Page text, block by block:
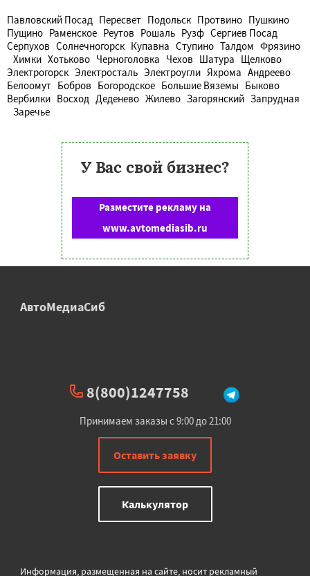
Павловский Посад Пересвет Подольск Протвино Пушкино
Пущино Раменское Реутов Рошаль Рузф Сергиев Посад
Серпухов Солнечногорск Купавна Ступино Талдом Фрязино
Химки Хотьково Черноголовка Чехов Шатура Щелково
Электрогорск Электросталь Электроугли Яхрома Андреево
Белоомут Бобров Богородское Большие Вяземы Быково
Вербилки Восход Деденево Жилево Загорянский Запрудная
Заречье
У Вас свой бизнес?
Разместите рекламу на
www.avtomediasib.ru
АвтоМедиаСиб
8(800)1247758
Принимаем заказы с 9:00 до 21:00
Оставить заявку
Калькулятор
Информация, размещенная на сайте, носит рекламный